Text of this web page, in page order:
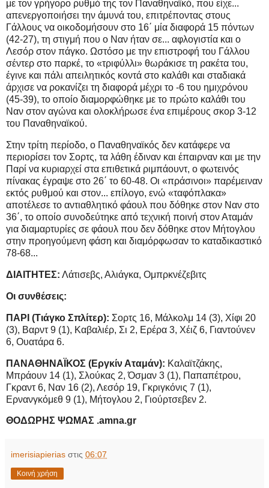
με τον γρήγορο ρυθμό της τον Παναθηναϊκό, που είχε...
απενεργοποιήσει την άμυνά του, επιτρέποντας στους
Γάλλους να οικοδομήσουν στο 16΄ μία διαφορά 15 πόντων
(42-27), τη στιγμή που ο Ναν ήταν σε... αφλογιστία και ο
Λεσόρ στον πάγκο. Ωστόσο με την επιστροφή του Γάλλου
σέντερ στο παρκέ, το «τριφύλλι» θωράκισε τη ρακέτα του,
έγινε και πάλι απειλητικός κοντά στο καλάθι και σταδιακά
άρχισε να ροκανίζει τη διαφορά μέχρι το -6 του ημιχρόνου
(45-39), το οποίο διαμορφώθηκε με το πρώτο καλάθι του
Ναν στον αγώνα και ολοκλήρωσε ένα επιμέρους σκορ 3-12
του Παναθηναϊκού.
Στην τρίτη περίοδο, ο Παναθηναϊκός δεν κατάφερε να
περιορίσει τον Σορτς, τα λάθη έδιναν και έπαιρναν και με την
Παρί να κυριαρχεί στα επιθετικά ριμπάουντ, ο φωτεινός
πίνακας έγραψε στο 26΄ το 60-48. Οι «πράσινοι» παρέμειναν
εκτός ρυθμού και στον... επίλογο, ενώ «ταφόπλακα»
αποτέλεσε το αντιαθλητικό φάουλ που δόθηκε στον Ναν στο
36΄, το οποίο συνοδεύτηκε από τεχνική ποινή στον Αταμάν
για διαμαρτυρίες σε φάουλ που δεν δόθηκε στον Μήτογλου
στην προηγούμενη φάση και διαμόρφωσαν το καταδικαστικό
78-68...
ΔΙΑΙΤΗΤΕΣ: Λάτισεβς, Αλιάγκα, Ομπρκνέζεβιτς
Οι συνθέσεις:
ΠΑΡΙ (Τιάγκο Σπλίτερ): Σορτς 16, Μάλκολμ 14 (3), Χίφι 20
(3), Βαρντ 9 (1), Καβαλιέρ, Σι 2, Ερέρα 3, Χέιζ 6, Γιαντούνεν
6, Ουατάρα 6.
ΠΑΝΑΘΗΝΑΪΚΟΣ (Εργκίν Αταμάν): Καλαϊτζάκης,
Μπράουν 14 (1), Σλούκας 2, Όσμαν 3 (1), Παπαπέτρου,
Γκραντ 6, Ναν 16 (2), Λεσόρ 19, Γκριγκόνις 7 (1),
Ερνανγκόμεθ 9 (1), Μήτογλου 2, Γιούρτσεβεν 2.
ΘΟΔΩΡΗΣ ΨΩΜΑΣ .amna.gr
imerisiapierias στις 06:07
Κοινή χρήση